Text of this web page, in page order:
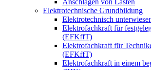
Anschlagen von Lasten
Elektrotechnische Grundbildung
Elektrotechnisch
Elektrofachkraft für
(EFKffT)
Elektrofachkraft für
(EFKffT)
Elektrofachkraft in einem